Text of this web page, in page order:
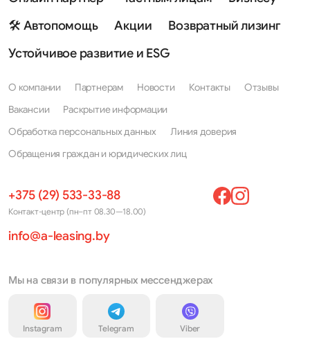
🛠 Автопомощь
Акции
Возвратный лизинг
Устойчивое развитие и ESG
О компании Партнерам Новости Контакты
Отзывы
Вакансии
Раскрытие информации
Обработка персональных данных
Линия доверия
Обращения граждан и юридических лиц
+375 (29) 533-33-88
Контакт-центр (пн–пт 08.30—18.00)
info@a-leasing.by
Мы на связи в популярных мессенджерах
Instagram Telegram Viber